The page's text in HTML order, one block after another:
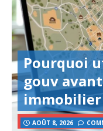
Pourquoi
gouv
immobilier
AOÛT 8, 2026